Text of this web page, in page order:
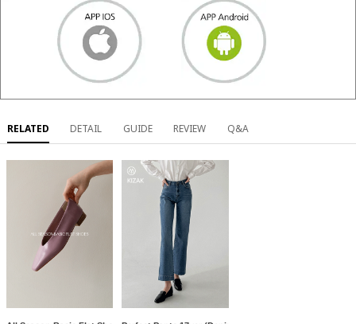
RELATED DETAIL GUIDE REVIEW Q&A